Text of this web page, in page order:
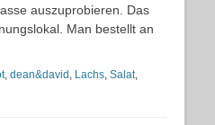
auszuprobieren. Das
Man bestellt an
, dean&david , Lachs, Salat,